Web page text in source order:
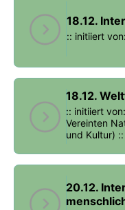
18.12.
:: initiiert
18.12.
:: initiiert
Vereinten
und Kultur) ::
20.12.